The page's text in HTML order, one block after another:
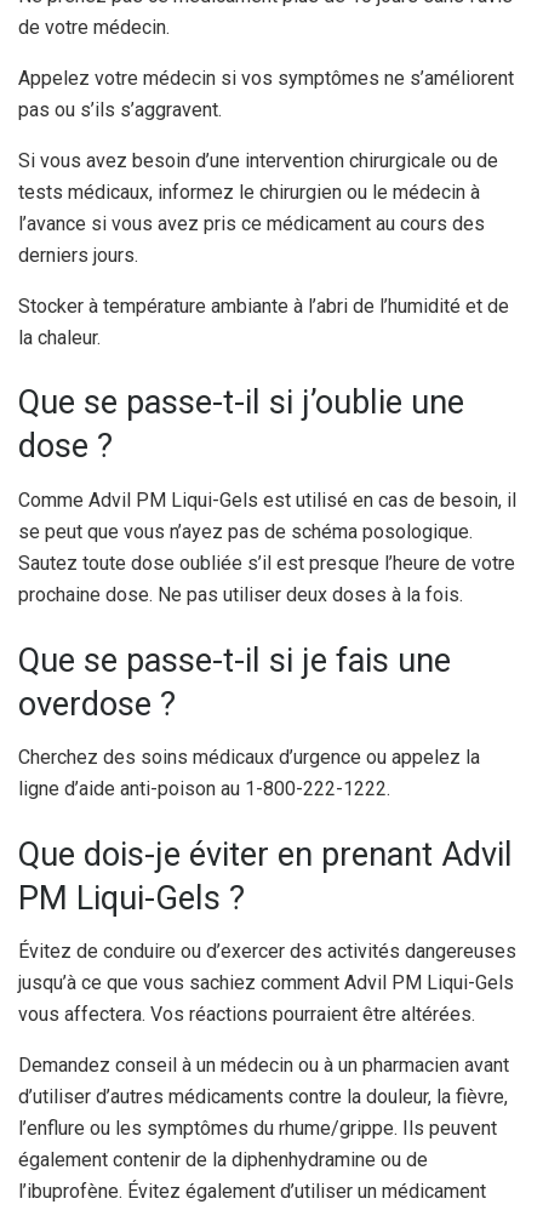
de votre médecin.
Appelez votre médecin si vos symptômes ne s’améliorent
pas ou s’ils s’aggravent.
Si vous avez besoin d’une intervention chirurgicale ou de
tests médicaux, informez le chirurgien ou le médecin à
l’avance si vous avez pris ce médicament au cours des
derniers jours.
Stocker à température ambiante à l’abri de l’humidité et de
la chaleur.
Que se passe-t-il si j’oublie une
dose ?
Comme Advil PM Liqui-Gels est utilisé en cas de besoin, il
se peut que vous n’ayez pas de schéma posologique.
Sautez toute dose oubliée s’il est presque l’heure de votre
prochaine dose. Ne pas utiliser deux doses à la fois.
Que se passe-t-il si je fais une
overdose ?
Cherchez des soins médicaux d’urgence ou appelez la
ligne d’aide anti-poison au 1-800-222-1222.
Que dois-je éviter en prenant Advil
PM Liqui-Gels ?
Évitez de conduire ou d’exercer des activités dangereuses
jusqu’à ce que vous sachiez comment Advil PM Liqui-Gels
vous affectera. Vos réactions pourraient être altérées.
Demandez conseil à un médecin ou à un pharmacien avant
d’utiliser d’autres médicaments contre la douleur, la fièvre,
l’enflure ou les symptômes du rhume/grippe. Ils peuvent
également contenir de la diphenhydramine ou de
l’ibuprofène. Évitez également d’utiliser un médicament